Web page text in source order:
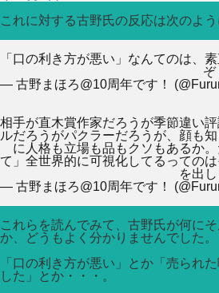
これに対する古野氏の反応は次のよう
「口の利き方が悪い」なんてのは、
ぞ
— 古野まほろ@10周年です！
相手が直木賞作家だろうが季節違い
ルだろうがパクラーだろうが、顔も
に人格も立場も品もクソもあるか
て」全世界的に可視化してるっての
を出
— 古野まほろ@10周年です！
これらを読んでみて、古野氏が何に
か、どうもよく分かりませんでした。
「口の利き方が悪い」とか「売られ
した」とか・・・。